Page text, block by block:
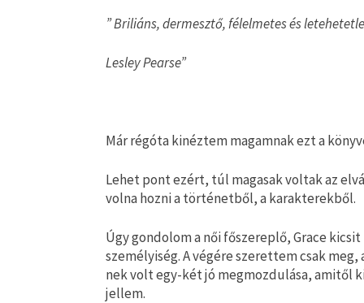
” Briliáns, dermesztő, félelmetes és
Lesley Pearse”
Már régóta kinéztem magamnak ezt a
Lehet pont ezért, túl magasak voltak az
volna hozni a történetből, a karakterekből.
Úgy gondolom a női főszereplő, Grace
személyiség. A végére szerettem csak
nek volt egy-két jó megmozdulása, amitől
jellem.